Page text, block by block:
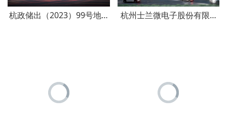
杭政储出（2023）99号地块商品住宅（设配套公建）项目消
杭州士兰微电子股份有限公